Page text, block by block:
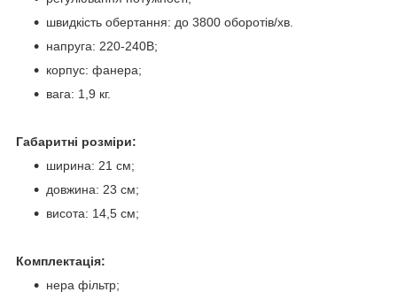
швидкість обертання: до 3800 оборотів/хв.
напруга: 220-240В;
корпус: фанера;
вага: 1,9 кг.
Габаритні розміри:
ширина: 21 см;
довжина: 23 см;
висота: 14,5 см;
Комплектація:
нера фільтр;